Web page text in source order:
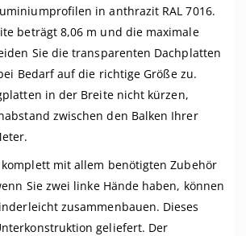
in anthrazit RAL 7016.
beträgt 8,06 m und die maximale
Sie die transparenten Dachplatten
Bedarf auf die richtige Größe zu.
in der Breite nicht kürzen,
zwischen den Balken Ihrer
komplett mit allem benötigten Zubehör
Sie zwei linke Hände haben, können
zusammenbauen. Dieses
geliefert. Der